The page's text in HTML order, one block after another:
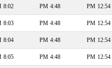
12:54 PM
4:48 PM
8:02 PM
12:54 PM
4:48 PM
8:03 PM
12:54 PM
4:48 PM
8:04 PM
12:54 PM
4:48 PM
8:05 PM